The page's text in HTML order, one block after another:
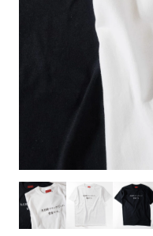
当社の既製デザ
製作したい場合
のぼり旗の改造プ
程度によってデザ
詳細はお問い合わせ
リピート
がバッチリデザイ
定がなければ、の
ォントを使用しま
にショップ名、社
データをお送りい
も出来ます。
お客様が納得する
正をしますので、
相談ください。
れるデザインを提
その辺を参考にす
よく見かける一般的
ほとんどのポールや
よく見かける一般的
ほとんどのポールや
ハトメ（鳩目）と
を補強するために
側にロープなどで
も風向きによって
いこともありません
ハトメ（鳩目）と
を補強するために
側にロープなどで
も風向きによって
いこともありません
上チチ
トロピカ
［
ワンランク厚手の
【注意点】
スリット（切り込
カットラインを入
デザインや絵柄を
る場合があります